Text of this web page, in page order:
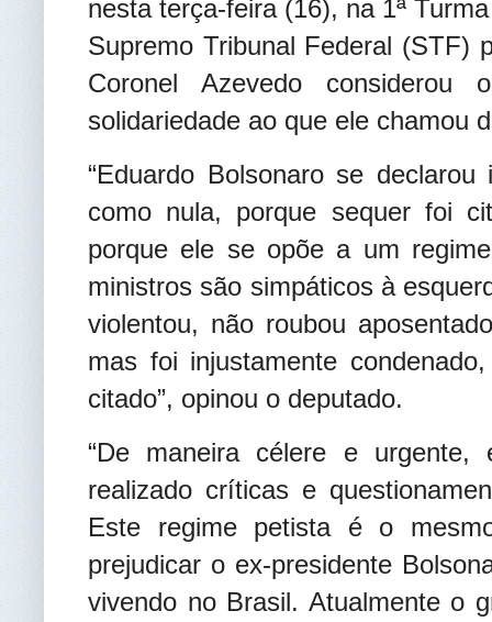
nesta terça-feira (16), na 1ª
Supremo Tribunal Federal (STF)
Coronel Azevedo considerou
solidariedade ao que ele chamou
“Eduardo Bolsonaro se
como nula, porque sequer foi
porque ele se opõe a um
ministros são simpáticos à
violentou, não roubou
mas foi injustamente
citado”, opinou o deputado.
“De maneira célere e
realizado críticas e
Este regime petista é o
prejudicar o ex-presidente
vivendo no Brasil. Atualmente o